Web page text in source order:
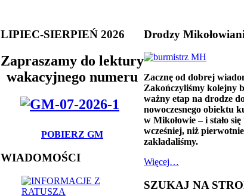
LIPIEC-SIERPIEŃ 2026
Zapraszamy do lektury
wakacyjnego numeru
POBIERZ GM
WIADOMOŚCI
Drodzy
Zacznę od dobrej
Zakończyliśmy kolejny
ważny etap na drodze
nowoczesnego obiektu
w Mikołowie – i stało się
wcześniej, niż pierwotnie
zakładaliśmy.
Więcej…
SZUKAJ NA